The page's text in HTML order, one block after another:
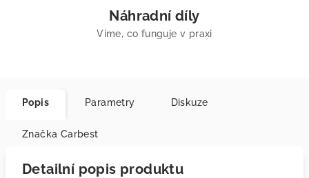
Náhradní díly
Víme, co funguje v praxi
Popis Parametry Diskuze
Značka Carbest
Detailní popis produktu